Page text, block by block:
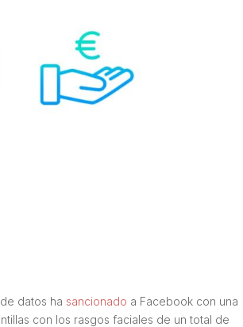
datos ha sancionado a Facebook con una
con los rasgos faciales de un total de